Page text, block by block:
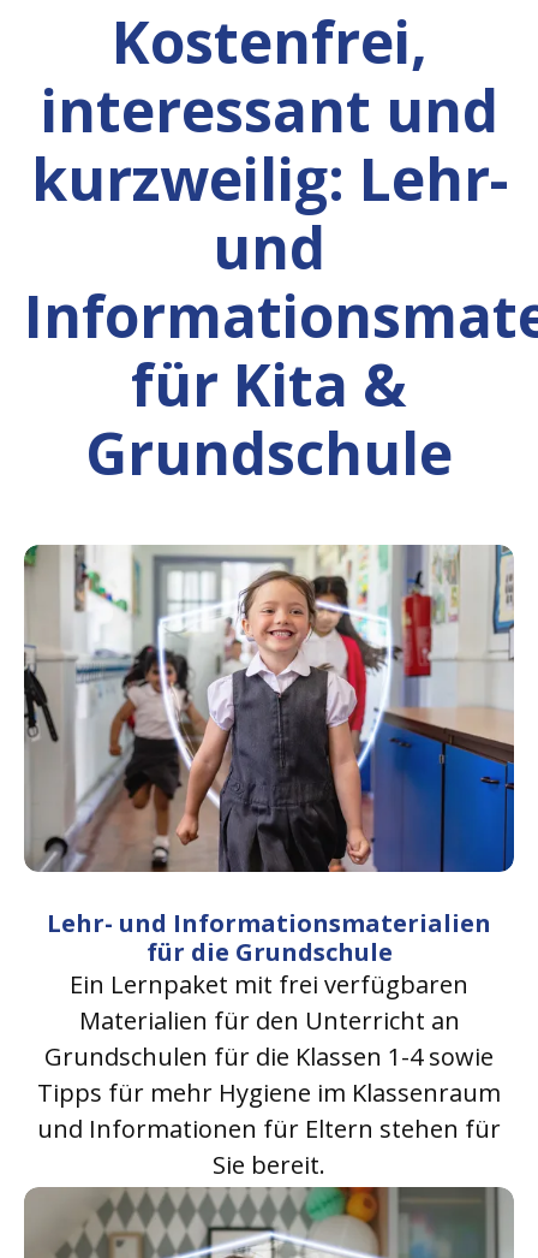
Kostenfrei,
interessant und
kurzweilig: Lehr-
und
für Kita &
Grundschule
Lehr- und Informationsmaterialien
für die Grundschule
Ein Lernpaket mit frei verfügbaren
Materialien für den Unterricht an
Grundschulen für die Klassen 1-4 sowie
Tipps für mehr Hygiene im Klassenraum
und Informationen für Eltern stehen für
Sie bereit.